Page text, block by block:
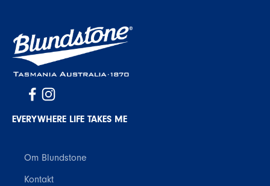
EVERYWHERE LIFE TAKES ME
Om Blundstone
Kontakt